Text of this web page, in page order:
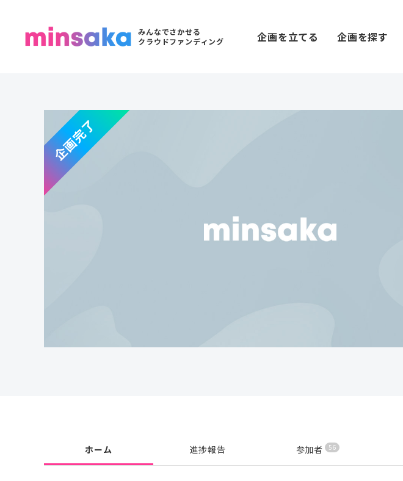
みんなでさかせる
クラウドファンディング
企画を立てる 企画を探す
企画完了
ホーム 進捗報告 参加者 56